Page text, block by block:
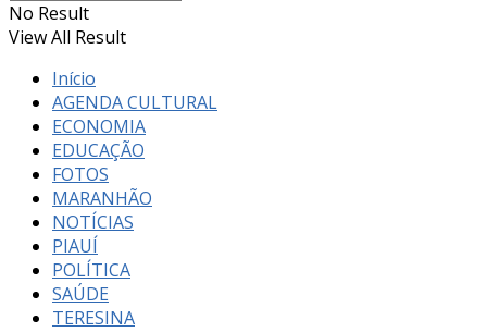
No Result
View All Result
Início
AGENDA CULTURAL
ECONOMIA
EDUCAÇÃO
FOTOS
MARANHÃO
NOTÍCIAS
PIAUÍ
POLÍTICA
SAÚDE
TERESINA